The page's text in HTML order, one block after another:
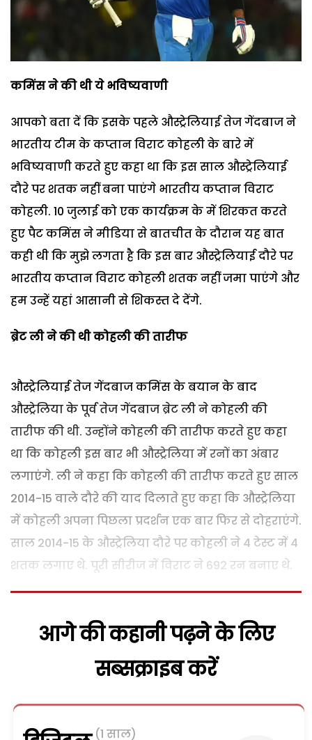
कमिंस ने की थी ये भविष्यवाणी
आपको बता दें कि इसके पहले औस्ट्रेलियाई तेज गेंदबाज ने
भारतीय टीम के कप्तान विराट कोहली के बारे में
भविष्यवाणी करते हुए कहा था कि इस साल औस्ट्रेलियाई
दौरे पर शतक नहीं बना पाएंगे भारतीय कप्तान विराट
कोहली. 10 जुलाई को एक कार्यक्रम के में शिरकत करते
हुए पैट कमिंस ने मीडिया से बातचीत के दौरान यह बात
कही थी कि मुझे लगता है कि इस बार औस्ट्रेलियाई दौरे पर
भारतीय कप्तान विराट कोहली शतक नहीं जमा पाएंगे और
हम उन्हें यहां आसानी से शिकस्त दे देंगे.
ब्रेट ली ने की थी कोहली की तारीफ
औस्ट्रेलियाई तेज गेंदबाज कमिंस के बयान के बाद
औस्ट्रेलिया के पूर्व तेज गेंदबाज ब्रेट ली ने कोहली की
तारीफ की थी. उन्होंने कोहली की तारीफ करते हुए कहा
था कि कोहली इस बार भी औस्ट्रेलिया में रनों का अंबार
लगाएंगे. ली ने कहा कि कोहली की तारीफ करते हुए साल
2014-15 वाले दौरे की याद दिलाते हुए कहा कि औस्ट्रेलिया
में कोहली अपना पिछला प्रदर्शन एक बार फिर से दोहराएंगे.
साल 2014-15 के औस्ट्रेलिया दौरे पर कोहली ने 4 टेस्ट में 4
शतक लगाए थे. पूरी सीरीज में विराट ने 692 रन बनाए थे.
आगे की कहानी पढ़ने के लिए
सब्सक्राइब करें
(1 साल)